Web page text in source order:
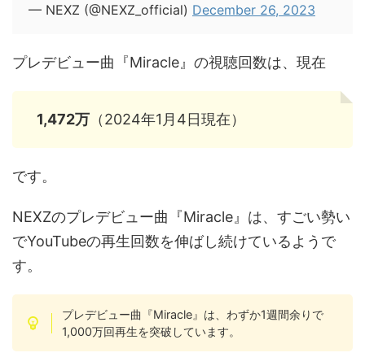
— NEXZ (@NEXZ_official) December 26, 2023
プレデビュー曲『Miracle』の視聴回数は、現在
1,472万 （2024年1月4日現在）
です。
NEXZのプレデビュー曲『Miracle』は、すごい勢い
でYouTubeの再生回数を伸ばし続けているようで
す。
プレデビュー曲『Miracle』は、わずか1週間余りで
1,000万回再生を突破しています。